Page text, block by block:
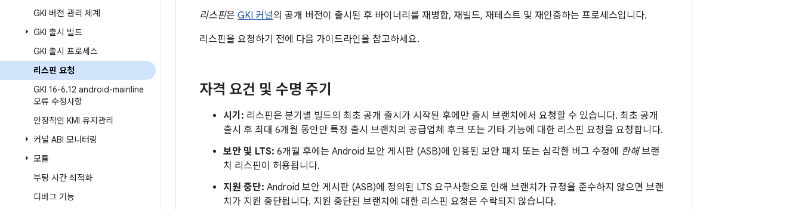
GKI 버전 관리 체계
GKI 출시 빌드
GKI 출시 프로세스
리스핀 요청
GKI 16-6.12 android-mainline
오류 수정사항
안정적인 KMI 유지관리
커널 ABI 모니터링
모듈
부팅 시간 최적화
디버그 기능
리스핀은 GKI 커널의 공개 버전이 출시된 후 바이너리를 재병합, 재빌드, 재테스트 및 재인증하는 프로세스입니다.
리스핀을 요청하기 전에 다음 가이드라인을 참고하세요.
자격 요건 및 수명 주기
시기: 리스핀은 분기별 빌드의 최초 공개 출시가 시작된 후에만 출시 브랜치에서 요청할 수 있습니다. 최초 공개
출시 후 최대 6개월 동안만 특정 출시 브랜치의 공급업체 후크 또는 기타 기능에 대한 리스핀 요청을 요청합니다.
보안 및 LTS: 6개월 후에는 Android 보안 게시판 (ASB)에 인용된 보안 패치 또는 심각한 버그 수정에 한해브랜
치 리스핀이 허용됩니다.
지원 중단: Android 보안 게시판 (ASB)에 정의된 LTS 요구사항으로 인해 브랜치가 규정을 준수하지 않으면 브랜
치가 지원 중단됩니다. 지원 중단된 브랜치에 대한 리스핀 요청은 수락되지 않습니다.